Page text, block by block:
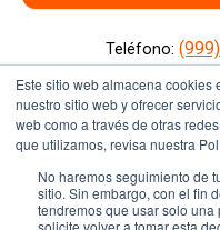
Este sitio web almacena cookies
nuestro sitio web y ofrecer
web como a través de otras
que utilizamos, revisa nuestra
No haremos seguimiento de
sitio. Sin embargo, con el fin
tendremos que usar solo
solicite volver a tomar esta
Teléfono:
Carretera Mérida
Yucatán,